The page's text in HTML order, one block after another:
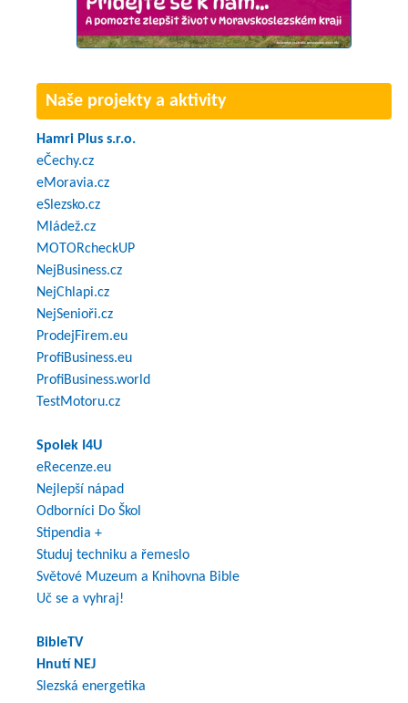
Naše projekty a aktivity
Hamri Plus s.r.o.
eČechy.cz
eMoravia.cz
eSlezsko.cz
Mládež.cz
MOTORcheckUP
NejBusiness.cz
NejChlapi.cz
NejSenioři.cz
ProdejFirem.eu
ProfiBusiness.eu
ProfiBusiness.world
TestMotoru.cz
Spolek I4U
eRecenze.eu
Nejlepší nápad
Odborníci Do Škol
Stipendia +
Studuj techniku a řemeslo
Světové Muzeum a Knihovna Bible
Uč se a vyhraj!
BibleTV
Hnutí NEJ
Slezská energetika